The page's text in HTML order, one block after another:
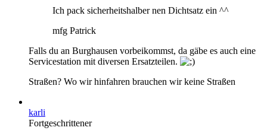
Ich pack sicherheitshalber nen Dichtsatz ein ^^
mfg Patrick
Falls du an Burghausen vorbeikommst, da gäbe es auch eine
Servicestation mit diversen Ersatzteilen.
Straßen? Wo wir hinfahren brauchen wir keine Straßen
karli
Fortgeschrittener